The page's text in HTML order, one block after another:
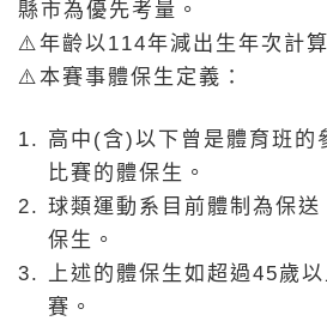
縣市為優先考量。
⚠️年齡以114年減出生年次計算
⚠️本賽事體保生定義：
高中(含)以下曾是體育班的
比賽的體保生。
球類運動系目前體制為保
保生。
上述的體保生如超過45歲
賽。